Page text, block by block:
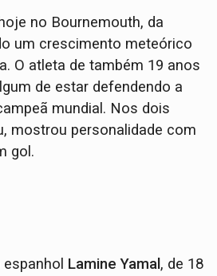
no Bournemouth, da
um crescimento meteórico
O atleta de também 19 anos
de estar defendendo a
mundial. Nos dois
mostrou personalidade com
gol.
Lamine Yamal , de 18